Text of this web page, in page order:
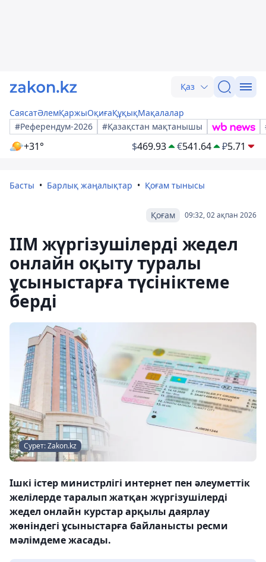
Қаз
СаясатӘлемҚаржыОқиғаҚұқықМақалалар
#Референдум-2026
#Қазақстан мақтанышы
+31° $469.93 €541.64 ₽5.71
Басты Барлық жаңалықтар Қоғам тынысы
09:32, 02 ақпан 2026
Қоғам
ІІМ жүргізушілерді жедел
онлайн оқыту туралы
ұсыныстарға түсініктеме
берді
Сурет: Zakon.kz
Ішкі істер министрлігі интернет пен әлеуметтік
желілерде таралып жатқан жүргізушілерді
жедел онлайн курстар арқылы даярлау
жөніндегі ұсыныстарға байланысты ресми
мәлімдеме жасады.